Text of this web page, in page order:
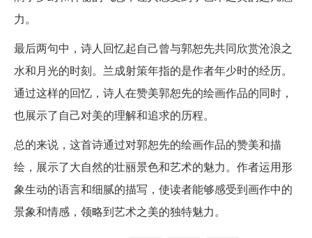
力。
最后两句中，诗人回忆起自己曾与郭恕先共同欣赏沧浪之
水和月光的时刻。兰成射策年指的是作者年少时的经历。
通过这样的回忆，诗人在赞美郭恕先的绘画作品的同时，
也展示了自己对美的理解和追求的历程。
总的来说，这首诗通过对郭恕先的绘画作品的赞美和描
绘，展示了大自然的壮丽景色和艺术的魅力。作者运用形
象生动的语言和细腻的描写，使读者能够感受到画作中的
景象和情感，领略到艺术之美的独特魅力。